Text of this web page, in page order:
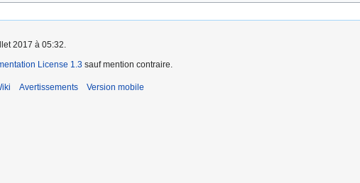
2017 à 05:32.
License 1.3 sauf mention contraire.
Avertissements Version mobile